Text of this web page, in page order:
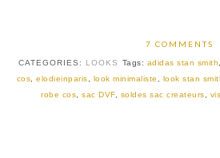
7 COMMENTS
CATEGORIES: LOOKS Tags: adidas stan smith
cos
elodieinparis look minimaliste look stan
robe cos ,sac DVF, soldes sac createurs